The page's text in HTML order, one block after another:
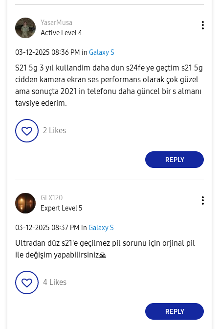
YasarMusa
Active Level 4
‎03-12-2025 08:36 PM in Galaxy S
S21 5g 3 yıl kullandim daha dun s24fe ye geçtim s21 5g
cidden kamera ekran ses performans olarak çok güzel
ama sonuçta 2021 in telefonu daha güncel bir s almanı
tavsiye ederim.
2 Likes
REPLY
GLX120
Expert Level 5
‎03-12-2025 08:37 PM in Galaxy S
Ultradan düz s21'e geçilmez pil sorunu için orjinal pil
ile değişim yapabilirsiniz🙏
4 Likes
REPLY